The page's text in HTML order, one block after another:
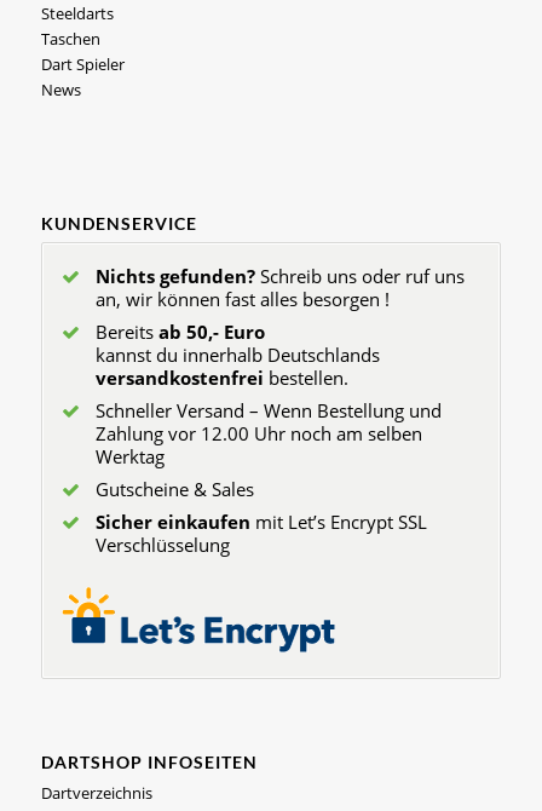
Steeldarts
Taschen
Dart Spieler
News
KUNDENSERVICE
Nichts gefunden?Schreib uns oder ruf uns
an, wir können fast alles besorgen !
Bereits ab 50,- Euro
kannst du innerhalb Deutschlands
versandkostenfrei bestellen.
Schneller Versand – Wenn Bestellung und
Zahlung vor 12.00 Uhr noch am selben
Werktag
Gutscheine & Sales
Sicher einkaufen mit Let’s Encrypt SSL
Verschlüsselung
DARTSHOP INFOSEITEN
Dartverzeichnis